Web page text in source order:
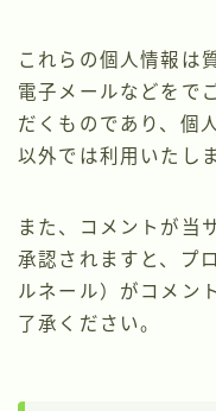
これらの個人情報は
電子メールなどをで
だくものであり、個
以外では利用いたし
また、コメントが当
承認されますと、プ
ルネール）がコメン
了承ください。